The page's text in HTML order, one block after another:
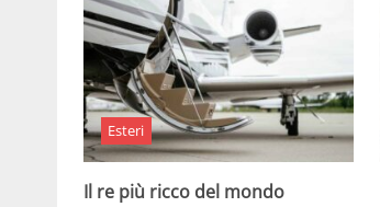
Esteri
Il re più ricco del mondo